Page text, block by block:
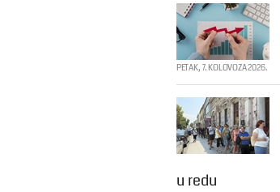
PETAK, 7. KOLOVOZA 2026.
u redu